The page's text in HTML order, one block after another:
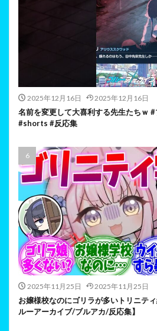
2025年12月16日 2025年12月16日
名前を変更して大喜利する先生たちｗ
#shorts #反応集
2025年11月25日 2025年11月25日
お嬢様校なのにゴリラが多いトリニテ
ルーアーカイブ/ブルアカ/反応集】